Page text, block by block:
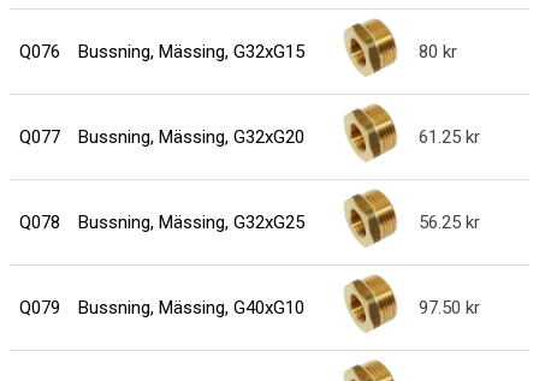
Q076 Bussning, Mässing, G32xG15 80
Q077 Bussning, Mässing, G32xG20 61.25
Q078 Bussning, Mässing, G32xG25 56.25
Q079 Bussning, Mässing, G40xG10 97.50